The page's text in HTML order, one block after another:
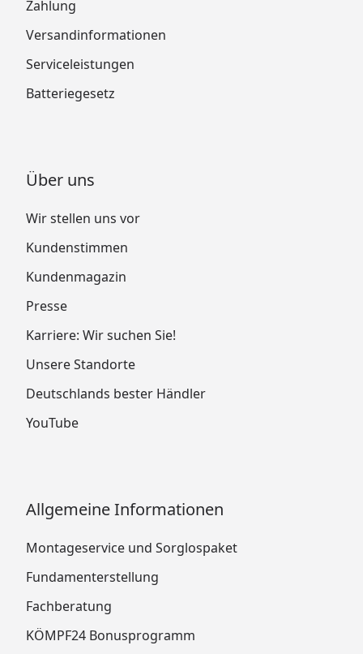
Zahlung
Versandinformationen
Serviceleistungen
Batteriegesetz
Über uns
Wir stellen uns vor
Kundenstimmen
Kundenmagazin
Presse
Karriere: Wir suchen Sie!
Unsere Standorte
Deutschlands bester Händler
YouTube
Allgemeine Informationen
Montageservice und Sorglospaket
Fundamenterstellung
Fachberatung
KÖMPF24 Bonusprogramm